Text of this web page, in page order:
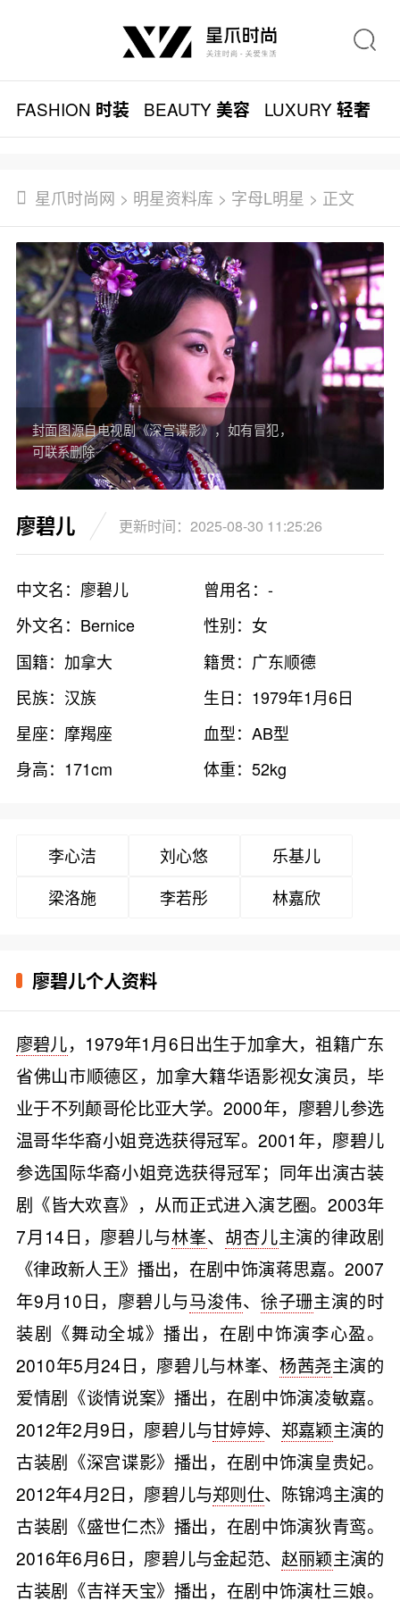
FASHION 时装 BEAUTY美容 LUXURY轻奢
星爪时尚网 > 明星资料库 > 字母L明星 > 正文
封面图源自电视剧《深宫谍影》，如有冒犯，
可联系删除
廖碧儿 更新时间：2025-08-30 11:25:26
中文名：廖碧儿
曾用名：-
外文名：Bernice
性别：女
国籍：加拿大
籍贯：广东顺德
民族：汉族
生日：1979年1月6日
星座：摩羯座
血型：AB型
身高：171cm
体重：52kg
李心洁 刘心悠
乐基儿
梁洛施
李若彤 林嘉欣
廖碧儿个人资料
廖碧儿，1979年1月6日出生于加拿大，祖籍广东
省佛山市顺德区，加拿大籍华语影视女演员，毕
业于不列颠哥伦比亚大学。2000年，廖碧儿参选
温哥华华裔小姐竞选获得冠军。2001年，廖碧儿
参选国际华裔小姐竞选获得冠军；同年出演古装
剧《皆大欢喜》，从而正式进入演艺圈。2003年
7月14日，廖碧儿与林峯、 胡杏儿主演的律政剧
《律政新人王》播出，在剧中饰演蒋思嘉。2007
年9月10日，廖碧儿与马浚伟、 徐子珊主演的时
装剧《舞动全城》播出，在剧中饰演李心盈。
2010年5月24日，廖碧儿与林峯、 杨茜尧主演的
爱情剧《谈情说案》播出，在剧中饰演凌敏嘉。
2012年2月9日，廖碧儿与甘婷婷、 郑嘉颖主演的
古装剧《深宫谍影》播出，在剧中饰演皇贵妃。
2012年4月2日，廖碧儿与郑则仕、陈锦鸿主演的
古装剧《盛世仁杰》播出，在剧中饰演狄青鸾。
2016年6月6日，廖碧儿与金起范、 赵丽颖主演的
古装剧《吉祥天宝》播出，在剧中饰演杜三娘。